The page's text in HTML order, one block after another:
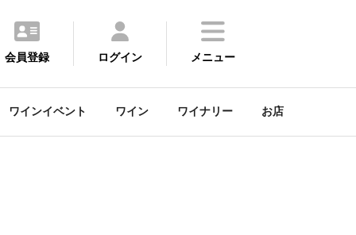
会員登録 ログイン メニュー
ワインイベント ワイン ワイナリー お店